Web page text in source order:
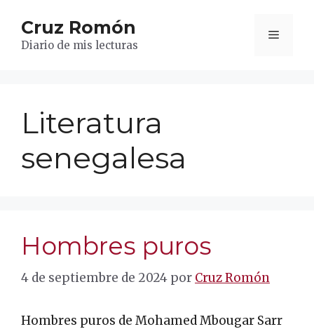
contenido
Cruz Romón
Diario de mis lecturas
Menú
Literatura
senegalesa
Hombres puros
4 de septiembre de 2024 por Cruz Romón
Hombres puros de Mohamed Mbougar Sarr